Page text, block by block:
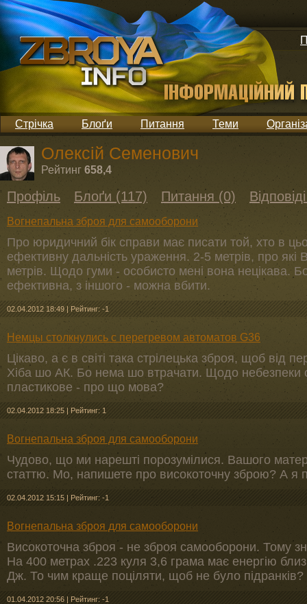
Стрічка Блоґи Питання Теми
Олексій Семенович
Рейтинг 658,4
Профіль Блоґи (117) Питання (0)
Вогнепальна зброя для самооборони
Про юридичний бік справи має писати той, хто в
ефективну дальність ураження. 2-5 метрів, про
метрів. Щодо гуми - особисто мені вона нецікава.
ефективна, з іншого - можна вбити.
02.04.2012 18:49 | Рейтинг: -1
Немцы столкнулись с перегревом автоматов G36
Цікаво, а є в світі така стрілецька зброя, щоб від
Хіба шо АК. Бо нема шо втрачати. Щодо небезпеки
пластикове - про що мова?
02.04.2012 18:25 | Рейтинг: 1
Вогнепальна зброя для самооборони
Чудово, що ми нарешті порозумілися. Вашого
статтю. Мо, напишете про високоточну зброю? А я
02.04.2012 15:15 | Рейтинг: -1
Вогнепальна зброя для самооборони
Високоточна зброя - не зброя самооборони. Тому
На 400 метрах .223 куля 3,6 грама має енергію
Дж. То чим краще поціляти, щоб не було підранків?
01.04.2012 20:56 | Рейтинг: -1